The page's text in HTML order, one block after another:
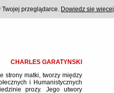
CHARLES GARATYNSKI
strony matki, tworzy między
i Humanistycznych
prozy. Jego utwory
przeglądarce. Dowiedz się więcej